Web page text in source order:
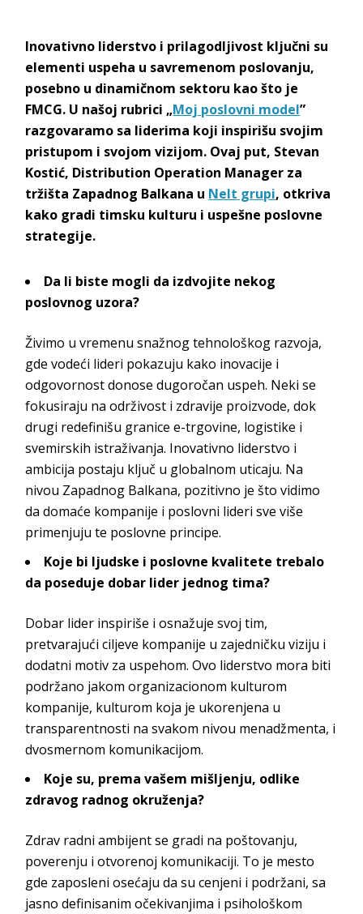
Inovativno liderstvo i prilagodljivost ključni su
elementi uspeha u savremenom poslovanju,
posebno u dinamičnom sektoru kao što je
FMCG. U našoj rubrici „Moj poslovni model”
razgovaramo sa liderima koji inspirišu svojim
pristupom i svojom vizijom. Ovaj put, Stevan
Kostić, Distribution Operation Manager za
tržišta Zapadnog Balkana u Nelt grupi, otkriva
kako gradi timsku kulturu i uspešne poslovne
strategije.
Da li biste mogli da izdvojite nekog
poslovnog uzora?
Živimo u vremenu snažnog tehnološkog razvoja,
gde vodeći lideri pokazuju kako inovacije i
odgovornost donose dugoročan uspeh. Neki se
fokusiraju na održivost i zdravije proizvode, dok
drugi redefinišu granice e-trgovine, logistike i
svemirskih istraživanja. Inovativno liderstvo i
ambicija postaju ključ u globalnom uticaju. Na
nivou Zapadnog Balkana, pozitivno je što vidimo
da domaće kompanije i poslovni lideri sve više
primenjuju te poslovne principe.
Koje bi ljudske i poslovne kvalitete trebalo
da poseduje dobar lider jednog tima?
Dobar lider inspiriše i osnažuje svoj tim,
pretvarajući ciljeve kompanije u zajedničku viziju i
dodatni motiv za uspehom. Ovo liderstvo mora biti
podržano jakom organizacionom kulturom
kompanije, kulturom koja je ukorenjena u
transparentnosti na svakom nivou menadžmenta, i
dvosmernom komunikacijom.
Koje su, prema vašem mišljenju, odlike
zdravog radnog okruženja?
Zdrav radni ambijent se gradi na poštovanju,
poverenju i otvorenoj komunikaciji. To je mesto
gde zaposleni osećaju da su cenjeni i podržani, sa
jasno definisanim očekivanjima i psihološkom